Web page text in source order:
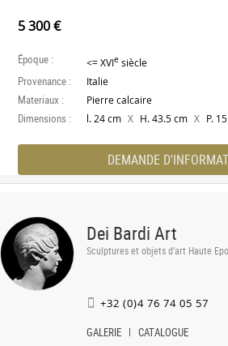
5 300 €
Époque : <= XVIe siècle
Provenance : Italie
Materiaux : Pierre calcaire
Dimensions : l. 24 cm X H. 43.5 cm X P.
DEMANDE
Dei Bardi Art
Sculptures et objets d'art Haute
+32 (0)4 76 74 05 57
GALERIE CATALOGUE